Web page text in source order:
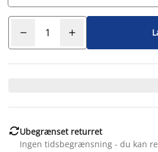
Ubegrænset returret
Ingen tidsbegrænsning - du kan